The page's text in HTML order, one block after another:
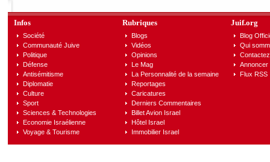
Infos
Société
Communauté Juive
Politique
Défense
Antisémitisme
Diplomatie
Culture
Sport
Sciences & Technologies
Economie Israélienne
Voyage & Tourisme
Rubriques
Blogs
Vidéos
Opinions
Le Mag
La Personnalité de la semaine
Reportages
Caricatures
Derniers Commentaires
Billet Avion Israel
Hôtel Israel
Immobilier Israel
Juif.org
Blog
Qui
Annoncer
Flux RSS